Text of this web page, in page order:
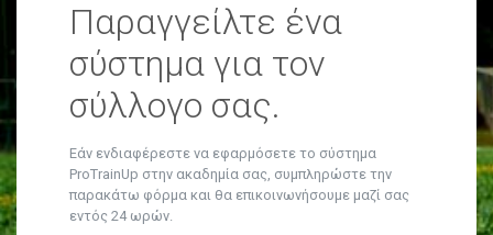
Παραγγείλτε ένα
σύστημα για τον
σύλλογο σας.
Εάν ενδιαφέρεστε να εφαρμόσετε το σύστημα
ProTrainUp στην ακαδημία σας, συμπληρώστε την
παρακάτω φόρμα και θα επικοινωνήσουμε μαζί σας
εντός 24 ωρών.